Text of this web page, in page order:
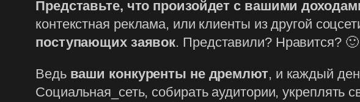
Представьте, что произойдет с вашими
контекстная реклама, или клиенты из другой
поступающих заявок. Представили? Нравится? 🙂
Ведь ваши конкуренты не дремлют, и каждый
Социальная_сеть, собирать аудитории,